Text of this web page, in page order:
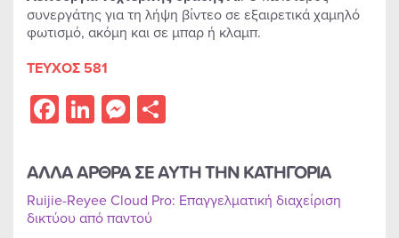
συνεργάτης για τη λήψη βίντεο σε εξαιρετικά χαμηλό
φωτισμό, ακόμη και σε μπαρ ή κλαμπ.
ΤΕΥΧΟΣ 581
Facebook
LinkedIn
Messenger
ΑΛΛΑ ΑΡΘΡΑ ΣΕ ΑΥΤΗ ΤΗΝ ΚΑΤΗΓΟΡΙΑ
Ruijie-Reyee Cloud Pro: Επαγγελματική διαχείριση
δικτύου από παντού